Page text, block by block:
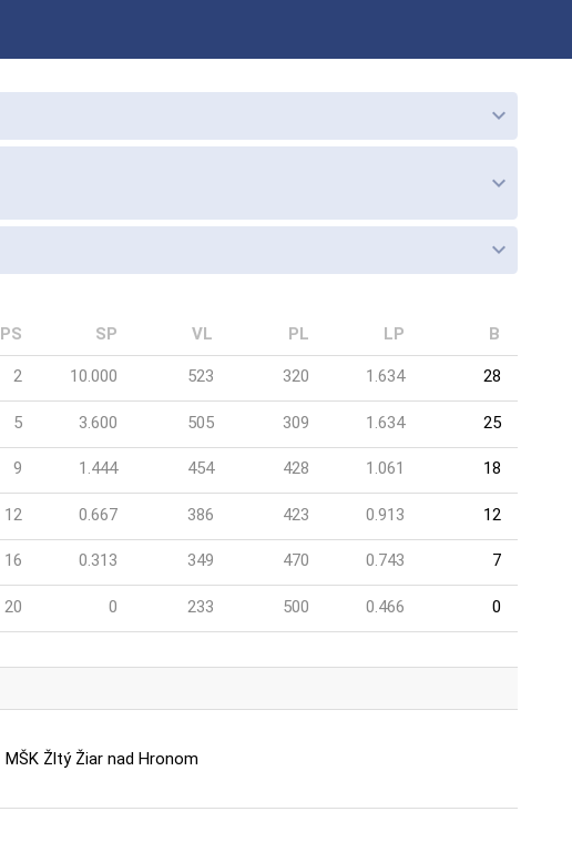
keyboard_arrow_down
keyboard_arrow_down
keyboard_arrow_down
PS SP VL PL LP B
2 10.000 523 320 1.634 28
5 3.600 505 309 1.634 25
9 1.444 454 428 1.061 18
12 0.667 386 423 0.913 12
16 0.313 349 470 0.743 7
20 0 233 500 0.466 0
MŠK Žltý Žiar nad Hronom